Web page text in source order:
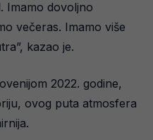
Imamo dovoljno
večeras. Imamo više
kazao je.
2022. godine,
ovog puta atmosfera